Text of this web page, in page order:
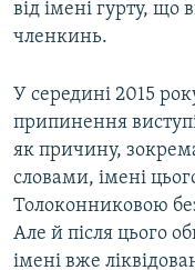
від імені гурту,
членкинь.
У середині 2015
припинення
як причину,
словами, імені
Толоконниковою
Але й після цього
імені вже